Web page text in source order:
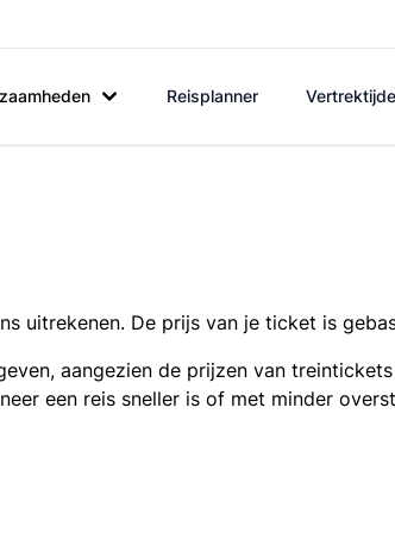
Reisplanner
uitrekenen. De prijs van je ticket is
aangezien de prijzen van
een reis sneller is of met minder